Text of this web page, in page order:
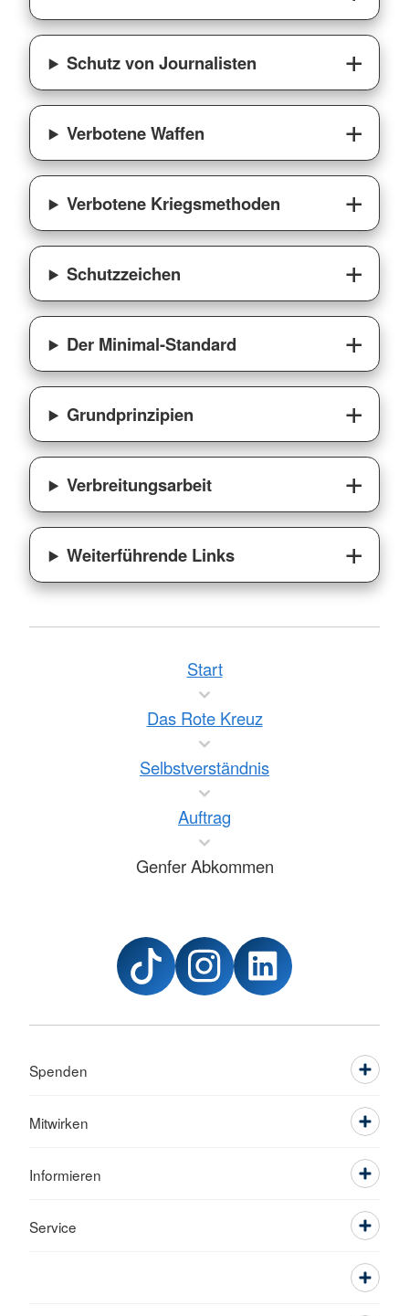
Schutz von Journalisten
Verbotene Waffen
Verbotene Kriegsmethoden
Schutzzeichen
Der Minimal-Standard
Grundprinzipien
Verbreitungsarbeit
Weiterführende Links
Start
Das Rote Kreuz
Selbstverständnis
Auftrag
Genfer Abkommen
Spenden
Mitwirken
Informieren
Service